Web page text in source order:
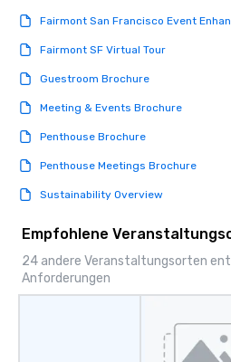
Fairmont San Francisco Event
Fairmont SF Virtual Tour
Guestroom Brochure
Meeting & Events Brochure
Penthouse Brochure
Penthouse Meetings Brochure
Sustainability Overview
Empfohlene
24 andere Veranstaltungsorten
Anforderungen